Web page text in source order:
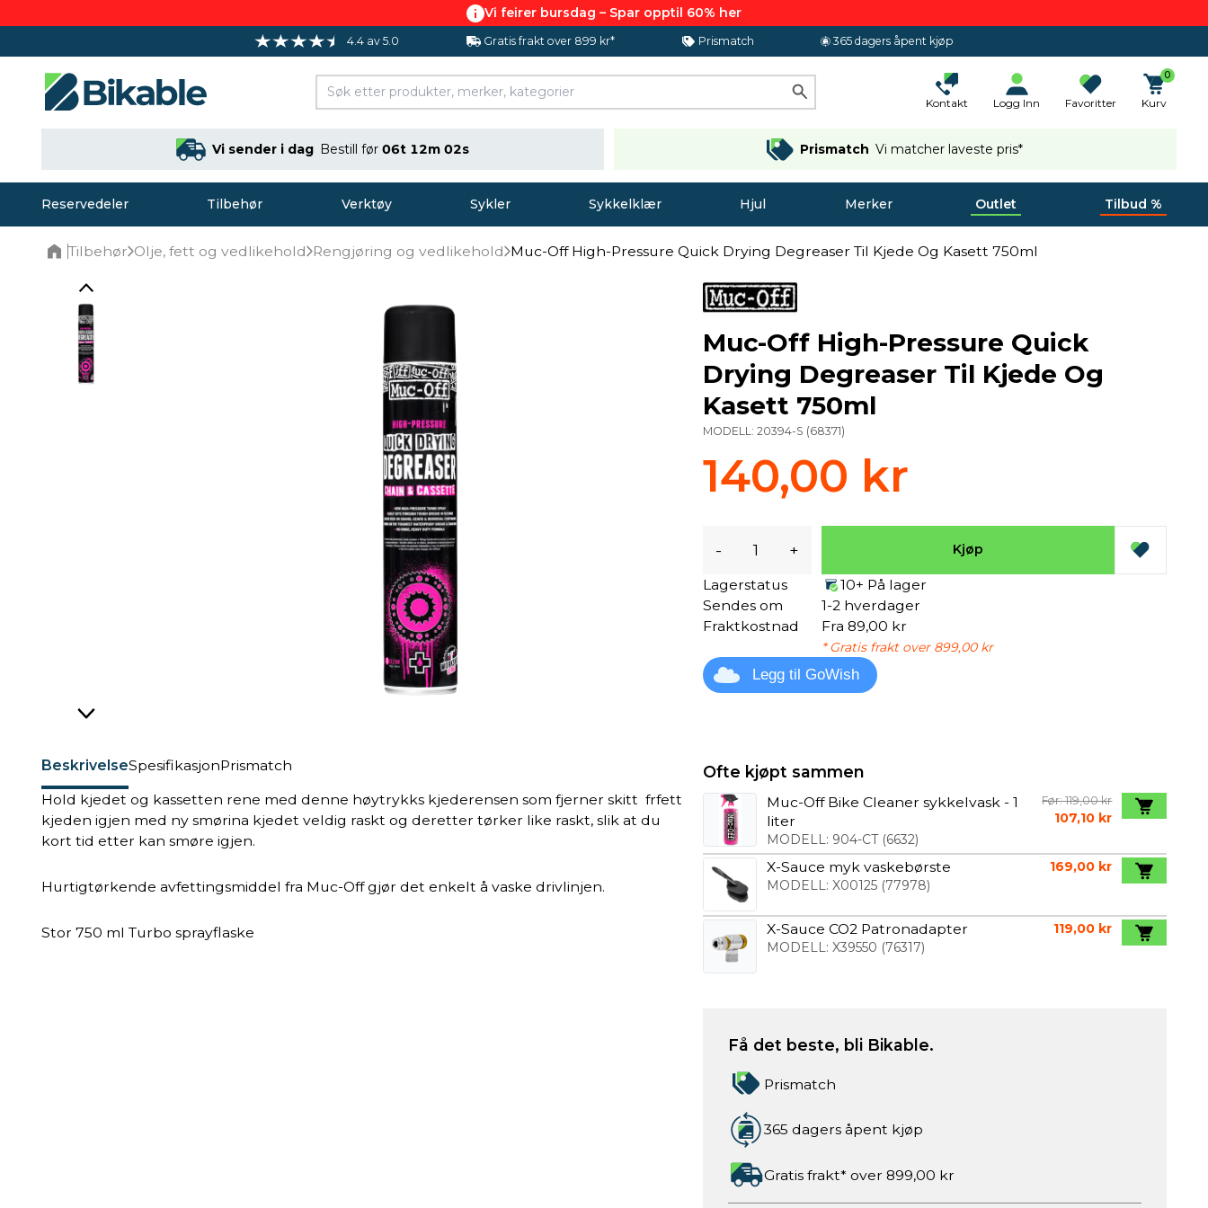
Vi feirer bursdag – Spar opptil 60% her
4.4 av 5.0 Gratis frakt over 899 kr* Prismatch 365 dagers åpent kjøp
Kontakt Logg Inn Favoritter
0
Kurv
Vi sender i dag Bestill før 06t 12m 01s Prismatch Vi matcher laveste pris*
Reservedeler Tilbehør Verktøy Sykler Sykkelklær Hjul Merker Outlet Tilbud %
Tilbehør Olje, fett og vedlikehold Rengjøring og vedlikehold Muc-Off High-Pressure Quick Drying Degreaser Til Kjede Og Kasett 750ml
BeskrivelseSpesifikasjonPrismatch
Hold kjedet og kassetten rene med denne høytrykks kjederensen som fjerner skitt frfett
kjeden igjen med ny smørina kjedet veldig raskt og deretter tørker like raskt, slik at du
kort tid etter kan smøre igjen.
Hurtigtørkende avfettingsmiddel fra Muc-Off gjør det enkelt å vaske drivlinjen.
Stor 750 ml Turbo sprayflaske
Muc-Off High-Pressure Quick
Drying Degreaser Til Kjede Og
Kasett 750ml
MODELL:20394-S (68371)
140,00 kr
- + Kjøp
Lagerstatus
10+ På lager
Sendes om
1-2 hverdager
Fraktkostnad
Fra 89,00 kr
* Gratis frakt over 899,00 kr
Legg til GoWish
Ofte kjøpt sammen
Muc-Off Bike Cleaner sykkelvask - 1
liter
MODELL: 904-CT(6632)
Før: 119,00 kr
107,10 kr
X-Sauce myk vaskebørste
MODELL: X00125(77978)
169,00 kr
X-Sauce CO2 Patronadapter
MODELL: X39550 (76317)
119,00 kr
Få det beste, bli Bikable.
Prismatch
365 dagers åpent kjøp
Gratis frakt* over 899,00 kr